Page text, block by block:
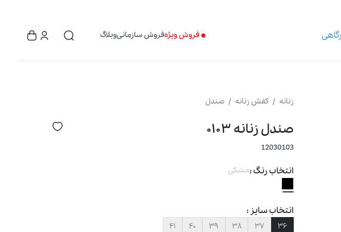
فروش ویژهفروش سازمانیوبلاگ
زنانه کفش زنانه صندل
صندل زنانه ۰۱۰۳
12030103
انتخاب رنگ :مشکی
انتخاب سایز :
۳۶ ۳۷ ۳۸ ۳۹ ۴۰ ۴۱